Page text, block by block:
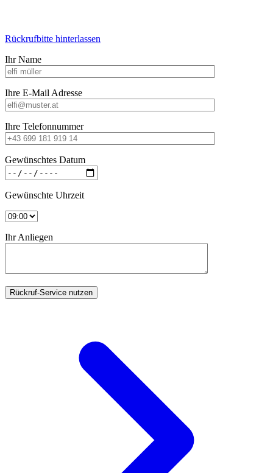
Rückrufbitte hinterlassen
Ihr Name
Ihre E-Mail Adresse
Ihre Telefonnummer
Gewünschtes Datum
Gewünschte Uhrzeit
Ihr Anliegen